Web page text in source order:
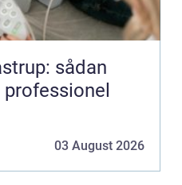
sådan
03 August 2026